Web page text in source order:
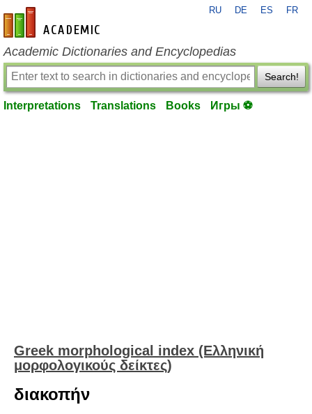
en-academic.com
RU DE ES FR
Academic Dictionaries and Encyclopedias
Search!
Interpretations Translations Books Игры ⚽
Greek morphological index (Ελληνική
μορφολογικούς δείκτες)
διακοπήν